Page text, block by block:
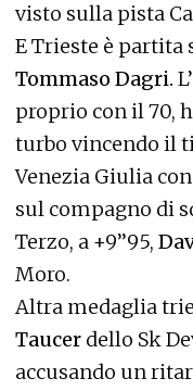
visto sulla pista
E Trieste è partita
Tommaso Dagri.
proprio con il 70,
turbo vincendo il
Venezia Giulia
sul compagno di
Terzo, a +9’’95,
Moro.
Altra medaglia
Taucer dello Sk
accusando un